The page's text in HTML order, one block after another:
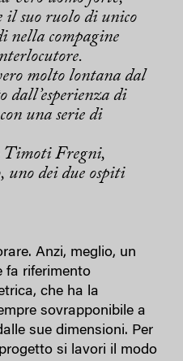
il suo ruolo di unico
nella compagine
molto lontana dal
dall’esperienza di
una serie di
Timoti Fregni,
uno dei due ospiti
Anzi, meglio, un
fa riferimento
che ha la
sovrapponibile a
sue dimensioni. Per
si lavori il modo